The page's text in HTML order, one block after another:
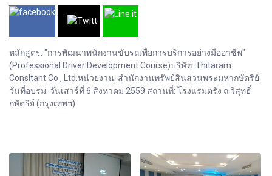
หลักสูตร: "การพัฒนาพนักงานขับรถเพื่อการบริการอย่างมืออาชีพ"
(Professional Driver Development Course)บริษัท: Thitaram
Consltant Co., Ltd.หน่วยงาน: สำนักงานทรัพย์สินส่วนพระมหากษัตริย์
วันที่อบรม: วันเสาร์ที่ 6 สิงหาคม 2559 สถานที่: โรงแรมตรัง ถ.วิสุทธิ์
กษัตริย์ (กรุงเทพฯ)